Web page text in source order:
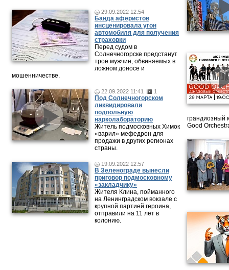
29.09.2022 12:54
Банда аферистов
инсценировала угон
автомобиля для получения
страховки
Перед судом в
Солнечногорске предстанут
трое мужчин, обвиняемых в
ложном доносе и
мошенничестве.
22.09.2022 11:41 1
Под Солнечногорском
ликвидировали
подпольную
нарколабораторию
Житель подмосковных Химок
«варил» мефедрон для
продажи в других регионах
страны.
19.09.2022 12:57
В Зеленограде вынесли
приговор подмосковному
«закладчику»
Жителя Клина, пойманного
на Ленинградском вокзале с
крупной партией героина,
отправили на 11 лет в
колонию.
грандиозный
Good